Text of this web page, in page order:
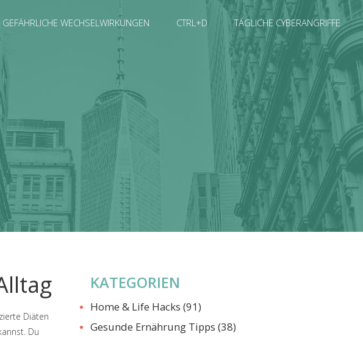
GEFÄHRLICHE WECHSELWIRKUNGEN CTRL+D TÄGLICHE CYBERANGRIFFE
Diäten
Du
KATEGORIEN
Home & Life Hacks (91)
Gesunde Ernährung Tipps (38)